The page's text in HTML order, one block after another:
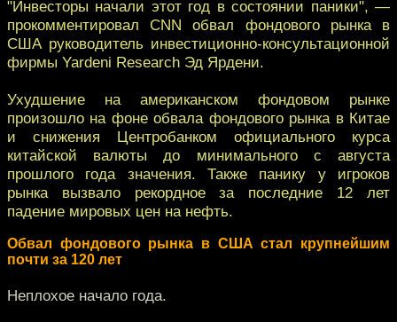
"Инвесторы начали этот год в состоянии паники", —
прокомментировал CNN обвал фондового рынка в
США руководитель инвестиционно-консультационной
фирмы Yardeni Research Эд Ярдени.
Ухудшение на американском фондовом рынке
произошло на фоне обвала фондового рынка в Китае
и снижения Центробанком официального курса
китайской валюты до минимального с августа
прошлого года значения. Также панику у игроков
рынка вызвало рекордное за последние 12 лет
падение мировых цен на нефть.
Обвал фондового рынка в США стал крупнейшим
почти за 120 лет
Неплохое начало года.